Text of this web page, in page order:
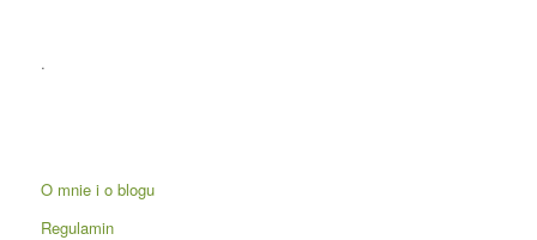
.
O mnie i o blogu
Regulamin